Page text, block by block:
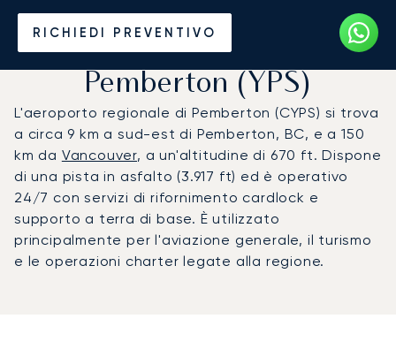
RICHIEDI PREVENTIVO
Noleggio jet privato per
l'Aeroporto Regionale di
Pemberton (YPS)
L'aeroporto regionale di Pemberton (CYPS) si trova
a circa 9 km a sud-est di Pemberton, BC, e a 150
km da Vancouver, a un'altitudine di 670 ft. Dispone
di una pista in asfalto (3.917 ft) ed è operativo
24/7 con servizi di rifornimento cardlock e
supporto a terra di base. È utilizzato
principalmente per l'aviazione generale, il turismo
e le operazioni charter legate alla regione.